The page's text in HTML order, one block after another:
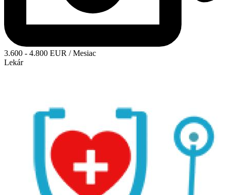
3.600 - 4.800 EUR / Mesiac
Lekár